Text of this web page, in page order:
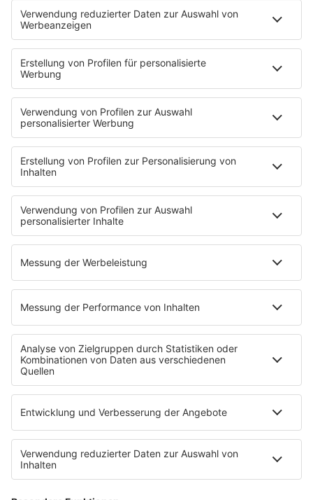
QUIZRUNDE 3:
00:00 …
QUIZRUNDE 4:
00:00
QUIZRUNDE 5:
Bachtalschule Elm, Klasse 3.1
QUIZRUNDE 1:
00:00